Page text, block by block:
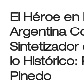
El Héroe en
Argentina
Sintetizador
lo Histórico:
Pinedo